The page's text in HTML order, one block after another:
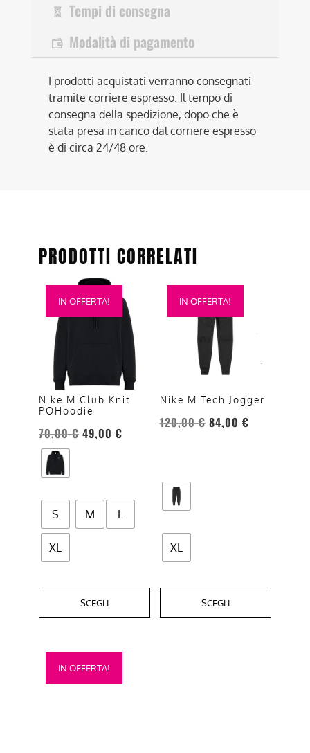
Tempi di consegna
Modalità di pagamento
I prodotti acquistati verranno consegnati
tramite corriere espresso. Il tempo di
consegna della spedizione, dopo che è
stata presa in carico dal corriere espresso
è di circa 24/48 ore.
PRODOTTI CORRELATI
IN OFFERTA!
Nike M Club Knit
POHoodie
70,00€ 49,00 €
S M L
XL
SCEGLI
Questo
prodotto
varianti.
opzioni
possono
essere
scelte
nella
del
prodotto
IN OFFERTA!
Nike M Tech Jogger
120,00€ 84,00 €
XL
SCEGLI
Questo
prodotto
varianti.
opzioni
essere
pagina
del
IN OFFERTA!
Questo
prodotto